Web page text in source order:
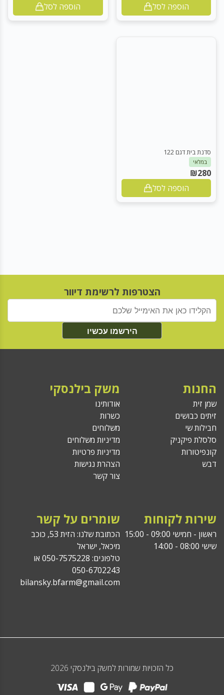
הוספה לסל
הוספה לסל
סדנת בית דגם 122
במלאי
₪280
הוספה לסל
הצטרפות לרשימת דיוור
הירשמו עכשיו
החנות
שמן זית
זיתים כבושים
חבילות שי
סלסלת פיקניק
קונפיטורות
דבש
משק בילנסקי
אודותינו
כשרות
משלוחים
מדיניות משלוחים
מדיניות פרטיות
הצהרת נגישות
צור קשר
שירות לקוחות
ראשון - חמישי 09:00 - 15:00
שישי 08:00 - 14:00
שומרים על קשר
הכתובת שלנו: הזית 53, כוכב
מיכאל, ישראל
טלפונים: 050-7575228 או
050-6702243
bilansky.bfarm@gmail.com
כל הזכויות שמורות למשק בילנסקי 2026